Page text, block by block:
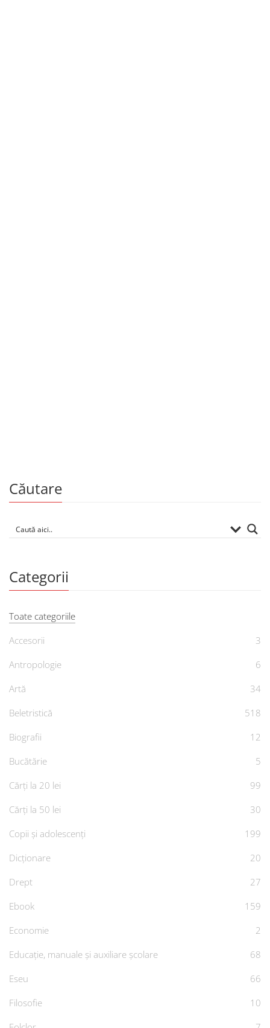
Căutare
Categorii
Toate categoriile
Accesorii
3
Antropologie
6
Artă
34
Beletristică
518
Biografii
12
Bucătărie
5
Cărți la 20 lei
99
Cărți la 50 lei
30
Copii și adolescenți
199
Dicționare
20
Drept
27
Ebook
159
Economie
2
Educație, manuale și auxiliare școlare
68
Eseu
66
Filosofie
10